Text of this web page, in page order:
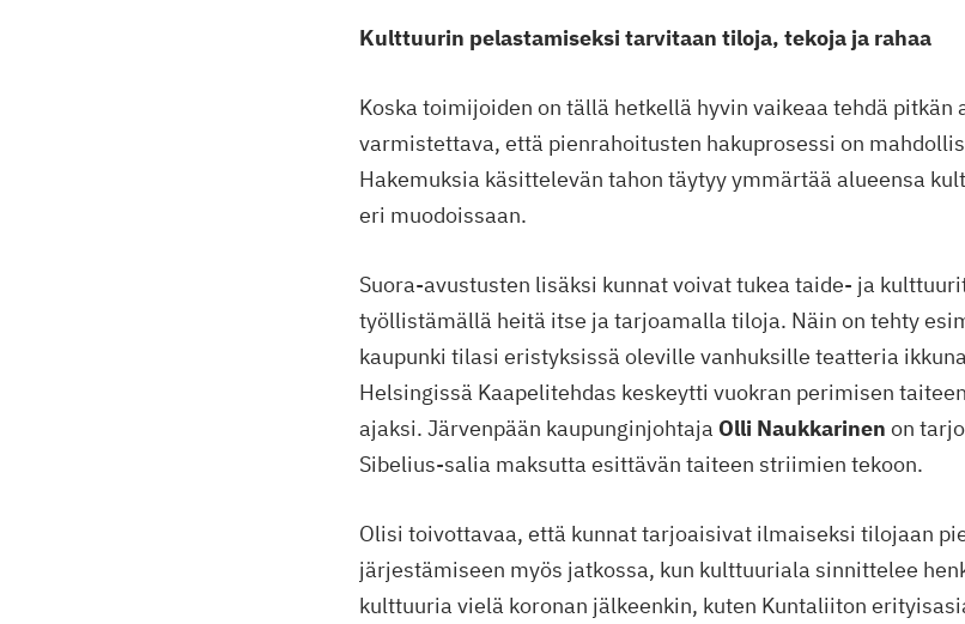
Kulttuurin pelastamiseksi tarvitaan tiloja, tekoja ja rahaa
Koska toimijoiden on tällä hetkellä hyvin vaikeaa tehdä pitkän
varmistettava, että pienrahoitusten hakuprosessi on
Hakemuksia käsittelevän tahon täytyy ymmärtää alueensa
eri muodoissaan.
Suora-avustusten lisäksi kunnat voivat tukea taide- ja
työllistämällä heitä itse ja tarjoamalla tiloja. Näin on tehty
kaupunki tilasi eristyksissä oleville vanhuksille teatteria
Helsingissä Kaapelitehdas keskeytti vuokran perimisen
ajaksi. Järvenpään kaupunginjohtaja Olli Naukkarinen on
Sibelius-salia maksutta esittävän taiteen striimien tekoon.
Olisi toivottavaa, että kunnat tarjoaisivat ilmaiseksi tilojaan
järjestämiseen myös jatkossa, kun kulttuuriala sinnittelee
kulttuuria vielä koronan jälkeenkin, kuten Kuntaliiton